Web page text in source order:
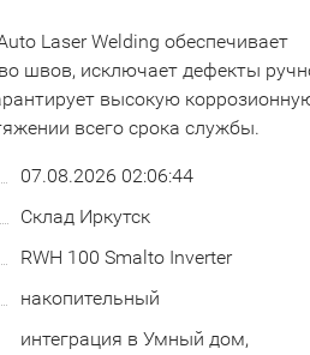
Laser Welding обеспечивает
швов, исключает дефекты
высокую
всего срока службы.
07.08.2026 02:06:44
Склад Иркутск
RWH 100 Smalto Inverter
накопительный
интеграция в Умный дом,